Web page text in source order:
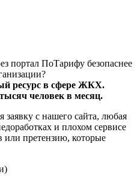
портал ПоТарифу безопаснее
ресурс в сфере ЖКХ.
человек в месяц.
заявку с нашего сайта, любая
и плохом сервисе
или претензию, которые